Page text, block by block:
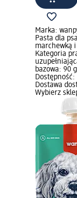
Marka:
Pasta dla
marchewką
Kategoria
bazowa: 90
Dostawa
Wybierz